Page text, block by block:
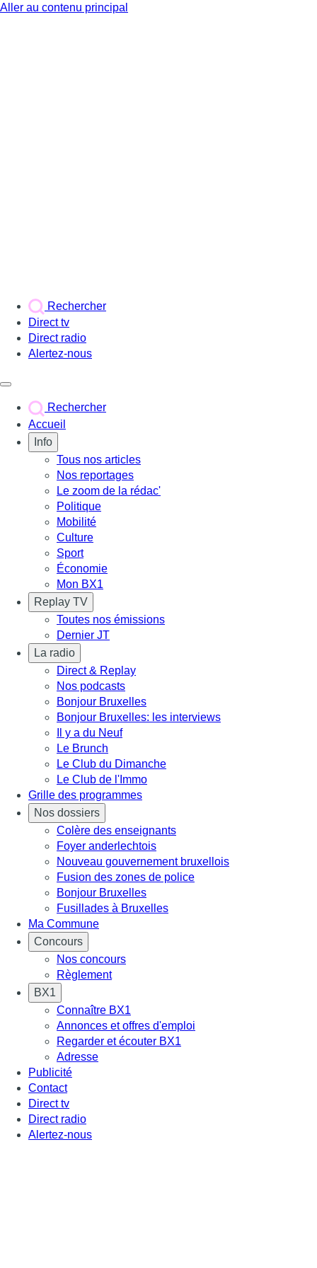
Aller au contenu principal
Rechercher
Direct tv
Direct radio
Alertez-nous
Rechercher
Accueil
Info
Tous nos articles
Nos reportages
Le zoom de la rédac'
Politique
Mobilité
Culture
Sport
Économie
Mon BX1
Replay TV
Toutes nos émissions
Dernier JT
La radio
Direct & Replay
Nos podcasts
Bonjour Bruxelles
Bonjour Bruxelles: les interviews
Il y a du Neuf
Le Brunch
Le Club du Dimanche
Le Club de l'Immo
Grille des programmes
Nos dossiers
Colère des enseignants
Foyer anderlechtois
Nouveau gouvernement bruxellois
Fusion des zones de police
Bonjour Bruxelles
Fusillades à Bruxelles
Ma Commune
Concours
Nos concours
Règlement
BX1
Connaître BX1
Annonces et offres d'emploi
Regarder et écouter BX1
Adresse
Publicité
Contact
Direct tv
Direct radio
Alertez-nous